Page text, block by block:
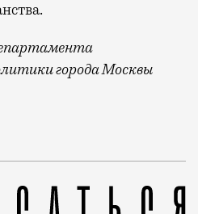
города Москвы
праздник День